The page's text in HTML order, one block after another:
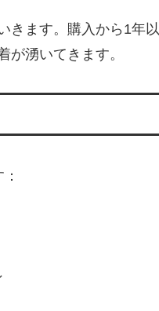
きます。購入から1年以
湧いてきます。